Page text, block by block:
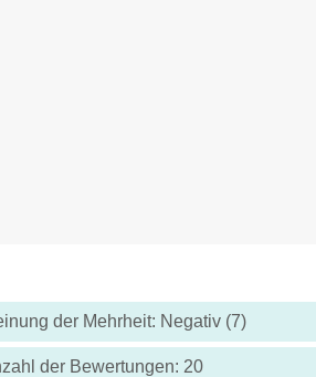
der Mehrheit: Negativ (7)
der Bewertungen: 20